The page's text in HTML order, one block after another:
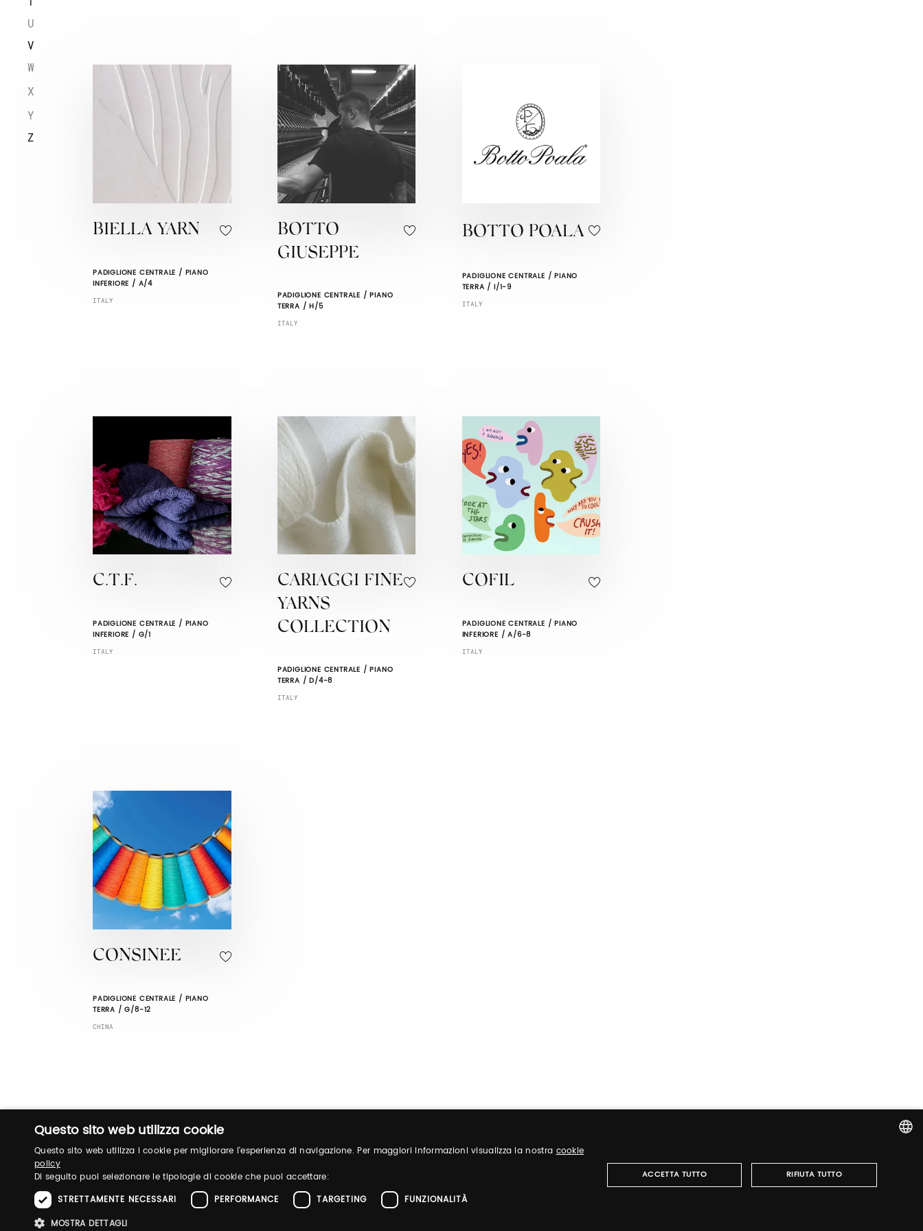
U
V
W
X
Y
Z
BIELLA YARN
PADIGLIONE CENTRALE / PIANO
INFERIORE / A/4
ITALY
BOTTO
GIUSEPPE
PADIGLIONE CENTRALE / PIANO
TERRA / H/5
ITALY
BOTTO POALA
PADIGLIONE CENTRALE / PIANO
TERRA / I/1-9
ITALY
C.T.F.
PADIGLIONE CENTRALE / PIANO
INFERIORE / G/1
ITALY
CARIAGGI FINE
YARNS
COLLECTION
PADIGLIONE CENTRALE / PIANO
TERRA / D/4-8
ITALY
COFIL
PADIGLIONE CENTRALE / PIANO
INFERIORE / A/6-8
ITALY
CONSINEE
PADIGLIONE CENTRALE / PIANO
TERRA / G/8-12
CHINA
ITALIAN
ENGLISH
Questo sito web utilizza cookie
Questo sito web utilizza i cookie per migliorare l'esperienza di navigazione. Per maggiori informazioni visualizza la nostracookie
policy
Di seguito puoi selezionare le tipologie di cookie che puoi accettare:
STRETTAMENTE NECESSARI
PERFORMANCE TARGETING
FUNZIONALITÀ
MOSTRA DETTAGLI
ACCETTA TUTTO RIFIUTA TUTTO